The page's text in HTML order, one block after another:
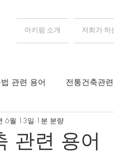
아키펌 소개 저희가 하
관련 용어 전통건축관
관련 용어
6월 13일 1분 분량